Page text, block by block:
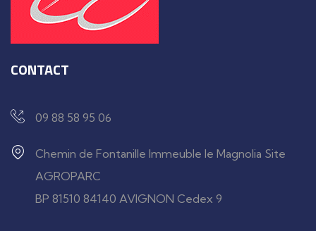
CONTACT
09 88 58 95 06
Chemin de Fontanille Immeuble le Magnolia Site
AGROPARC
BP 81510 84140 AVIGNON Cedex 9